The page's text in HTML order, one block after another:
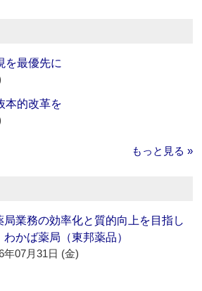
を最優先に
本的改革を
もっと見る »
局業務の効率化と質的向上を目指し
わかば薬局（東邦薬品）
年07月31日 (金)